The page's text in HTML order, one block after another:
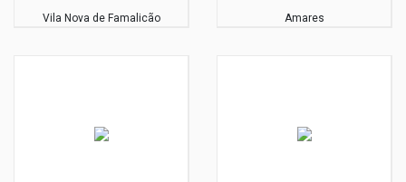
Vila Nova de Famalicão Amares